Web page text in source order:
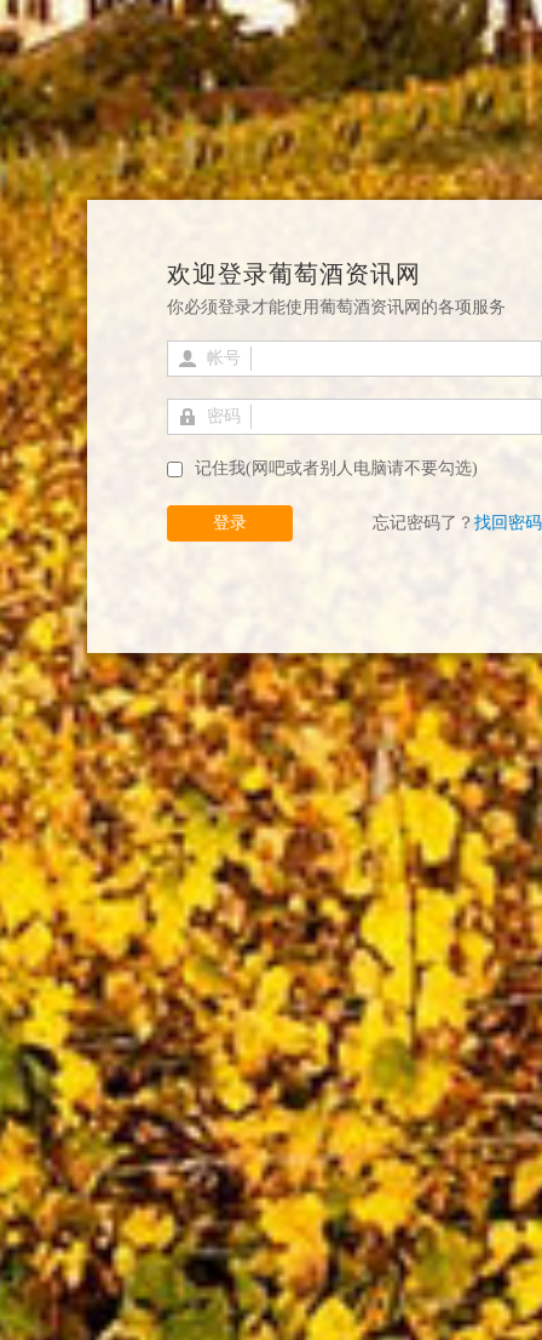
欢迎登录葡萄酒资讯网
你必须登录才能使用葡萄酒资讯网的各项服务
帐号
密码
记住我(网吧或者别人电脑请不要勾选)
登录 忘记密码了？ 找回密码